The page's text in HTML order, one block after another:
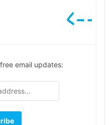
email updates: